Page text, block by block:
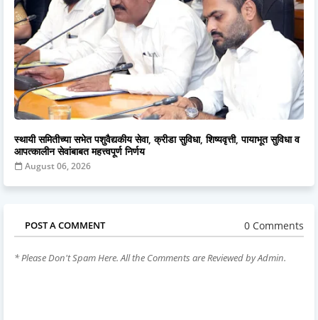
स्थायी समितीच्या सभेत पशुवैद्यकीय सेवा, क्रीडा सुविधा, शिष्यवृत्ती, पायाभूत सुविधा व
आपत्कालीन सेवांबाबत महत्त्वपूर्ण निर्णय
August 06, 2026
POST A COMMENT 0 Comments
* Please Don't Spam Here. All the Comments are Reviewed by Admin.